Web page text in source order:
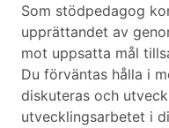
Som stödpedagog
upprättandet av
mot uppsatta mål
Du förväntas hålla i
diskuteras och
utvecklingsarbetet i